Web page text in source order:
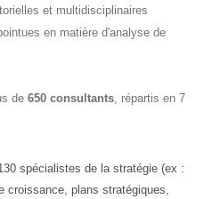
et multidisciplinaires
en matière d'analyse de
de 650 consultants, répartis en 7
spécialistes de la stratégie (ex :
croissance, plans stratégiques,